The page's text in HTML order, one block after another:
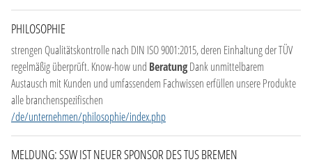
PHILOSOPHIE
strengen Qualitätskontrolle nach DIN ISO 9001:2015, deren Einhaltung der TÜV
regelmäßig überprüft. Know-how und BeratungDank unmittelbarem
Austausch mit Kunden und umfassendem Fachwissen erfüllen unsere Produkte
alle branchenspezifischen
/de/unternehmen/philosophie/index.php
MELDUNG: SSW IST NEUER SPONSOR DES TUS BREMEN